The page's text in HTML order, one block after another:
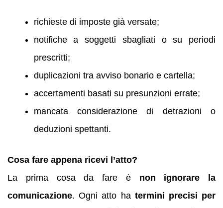
richieste di imposte già versate;
notifiche a soggetti sbagliati o su periodi
prescritti;
duplicazioni tra avviso bonario e cartella;
accertamenti basati su presunzioni errate;
mancata considerazione di detrazioni o
deduzioni spettanti.
Cosa fare appena ricevi l’atto?
La prima cosa da fare è non ignorare la
comunicazione. Ogni atto ha termini precisi per